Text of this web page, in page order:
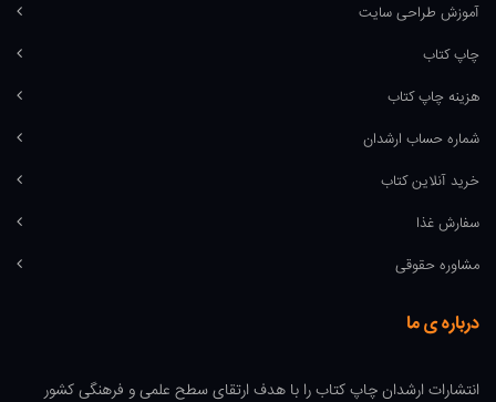
آموزش طراحی سایت
چاپ کتاب
هزینه چاپ کتاب
شماره حساب ارشدان
خرید آنلاین کتاب
سفارش غذا
مشاوره حقوقی
درباره ی ما
انتشارات ارشدان چاپ کتاب را با هدف ارتقای سطح علمی و فرهنگی کشور